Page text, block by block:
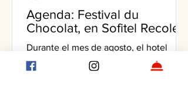
Agenda: Festival du
Chocolat, en Sofitel Recoleta
Durante el mes de agosto, el hotel
Sofitel Recoleta seguirá con la nueva